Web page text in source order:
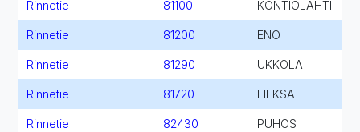
Rinnetie 81100 KONTIOLAHTI
Rinnetie 81200 ENO
Rinnetie 81290 UKKOLA
Rinnetie 81720 LIEKSA
Rinnetie 82430 PUHOS